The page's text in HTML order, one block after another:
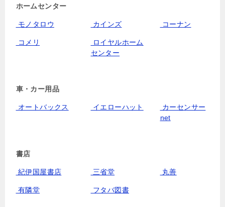
ホームセンター
モノタロウ カインズ コーナン
コメリ
ロイヤルホーム
センター
車・カー用品
オートバックス イエローハット
カーセンサー
net
書店
紀伊国屋書店 三省堂 丸善
有隣堂 フタバ図書